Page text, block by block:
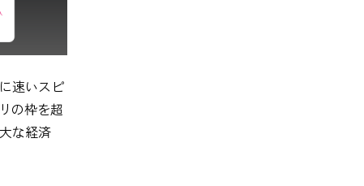
速いスピ
の枠を超
な経済